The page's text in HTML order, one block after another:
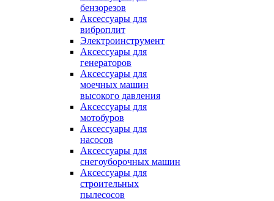
бензорезов
Аксессуары для
виброплит
Электроинструмент
Аксессуары для
генераторов
Аксессуары для
моечных машин
высокого давления
Аксессуары для
мотобуров
Аксессуары для
насосов
Аксессуары для
снегоуборочных машин
Аксессуары для
строительных
пылесосов